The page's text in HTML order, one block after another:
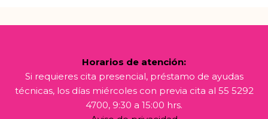
Horarios de atención:
Si requieres cita presencial, préstamo de ayudas
técnicas, los días miércoles con previa cita al 55 5292
4700, 9:30 a 15:00 hrs.